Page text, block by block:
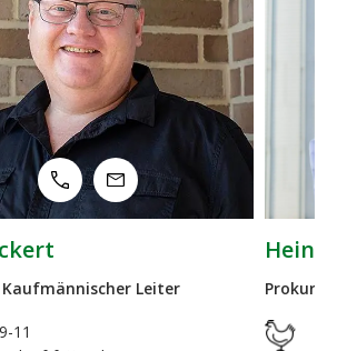
Heino Hilbers
Prokurist, Leiter Vertrieb Geflügel